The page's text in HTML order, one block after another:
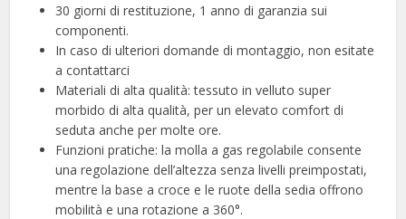
30 giorni di restituzione, 1 anno di garanzia sui
componenti.
In caso di ulteriori domande di montaggio, non esitate
a contattarci
Materiali di alta qualità: tessuto in velluto super
morbido di alta qualità, per un elevato comfort di
seduta anche per molte ore.
Funzioni pratiche: la molla a gas regolabile consente
una regolazione dell’altezza senza livelli preimpostati,
mentre la base a croce e le ruote della sedia offrono
mobilità e una rotazione a 360°.